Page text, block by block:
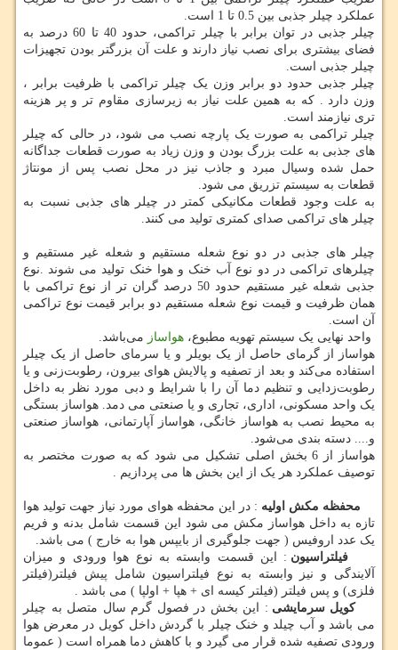
عملکرد چیلر جذبی بین 0.5 تا 1 است.
چیلر جذبی در توان برابر با چیلر تراکمی، حدود 40 تا 60 درصد به
فضای بیشتری برای نصب نیاز دارند و علت آن بزرگتر بودن تجهیزات
چیلر جذبی است.
چیلر جذبی حدود دو برابر وزن یک چیلر تراکمی با ظرفیت برابر ،
وزن دارد . که به همین علت نیاز به زیرسازی مقاوم تر و پر هزینه
تری نیازمند است.
چیلر تراکمی به صورت یک پارچه نصب می شود، در حالی که چیلر
های جذبی به علت بزرگ بودن و وزن زیاد به صورت قطعات جداگانه
حمل شده وسیال مبرد و جاذب نیز در محل نصب پس از مونتاژ
قطعات به سیستم تزریق می شود.
به علت وجود قطعات مکانیکی کمتر در چیلر های جذبی نسبت به
چیلر های تراکمی صدای کمتری تولید می کنند.
چیلر های جذبی در دو نوع شعله مستقیم و شعله غیر مستقیم و
چیلرهای تراکمی در دو نوع آب خنک و هوا خنک تولید می شوند .نوع
جذبی شعله غیر مستقیم حدود 50 درصد گران تر از نوع تراکمی با
همان ظرفیت و قیمت نوع شعله مستقیم دو برابر قیمت نوع تراکمی
آن است.
واحد نهایی یک سیستم تهویه مطبوع، هواساز می‌باشد.
هواساز از گرمای حاصل از یک بویلر و یا سرمای حاصل از یک چیلر
استفاده می‌کند و بعد از تصفیه و پالایش هوای بیرون، رطوبت‌زنی و یا
رطوبت‌زدایی و تنظیم دما آن را با شرایط و دبی مورد نظر به داخل
یک واحد مسکونی، اداری، تجاری و یا صنعتی می دمد. هواساز بستگی
به محیط نصب به هواساز خانگی، هواساز آپارتمانی، هواساز صنعتی
و.... دسته بندی می‌شود.
هواساز از 6 بخش اصلی تشکیل می شود که به صورت مختصر به
توصیف عملکرد هر یک از این بخش ها می پردازیم .
محفظه مکش اولیه : در این محفظه هوای مورد نیاز جهت تولید هوا
تازه به داخل هواساز مکش می شود این قسمت شامل بدنه و فریم
یک عدد اروفیس ( جهت جلوگیری از بایپس هوا به خارج ) می باشد.
فیلتراسیون : این قسمت وابسته به نوع هوا ورودی و میزان
آلایندگی و نیز وابسته به نوع فیلتراسیون شامل پیش فیلتر(فیلتر
فلزی) و پس فیلتر (فیلتر کیسه ای + هپا + اولپا ) می باشد .
کویل سرمایشی : این بخش در فصول گرم سال متصل به چیلر
می باشد و آب چیلد و خنک چیلر با گردش داخل کویل در معرض هوا
ورودی تصفیه شده قرار می گیرد و با کاهش دما همراه است ( عموما